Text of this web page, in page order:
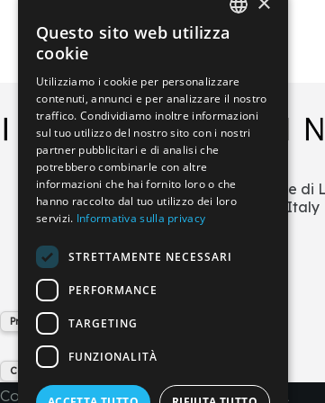
Via L.Zecchetto n.1 – ZI La Salute di
30029 San Stino di Livenza (VE) Italy
+39 0421 290378
info@imperial-line.com
Privacy Policy
Cookie Policy
Copyright © 2026 - IMPERIAL LINE SRL
ENGLISH
FRENCH
Questo sito web utilizza
cookie
Utilizziamo i cookie per personalizzare
contenuti, annunci e per analizzare il nostro
traffico. Condividiamo inoltre informazioni
sul tuo utilizzo del nostro sito con i nostri
partner pubblicitari e di analisi che
potrebbero combinarle con altre
informazioni che hai fornito loro o che
hanno raccolto dal tuo utilizzo dei loro
servizi. Informativa sulla privacy
STRETTAMENTE NECESSARI
PERFORMANCE
TARGETING
FUNZIONALITÀ